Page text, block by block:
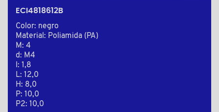
ECI4818612B
Color: negro
Material: Poliamida (PA)
M: 4
d: M4
l: 1,8
L: 12,0
H: 8,0
P: 10,0
P2: 10,0